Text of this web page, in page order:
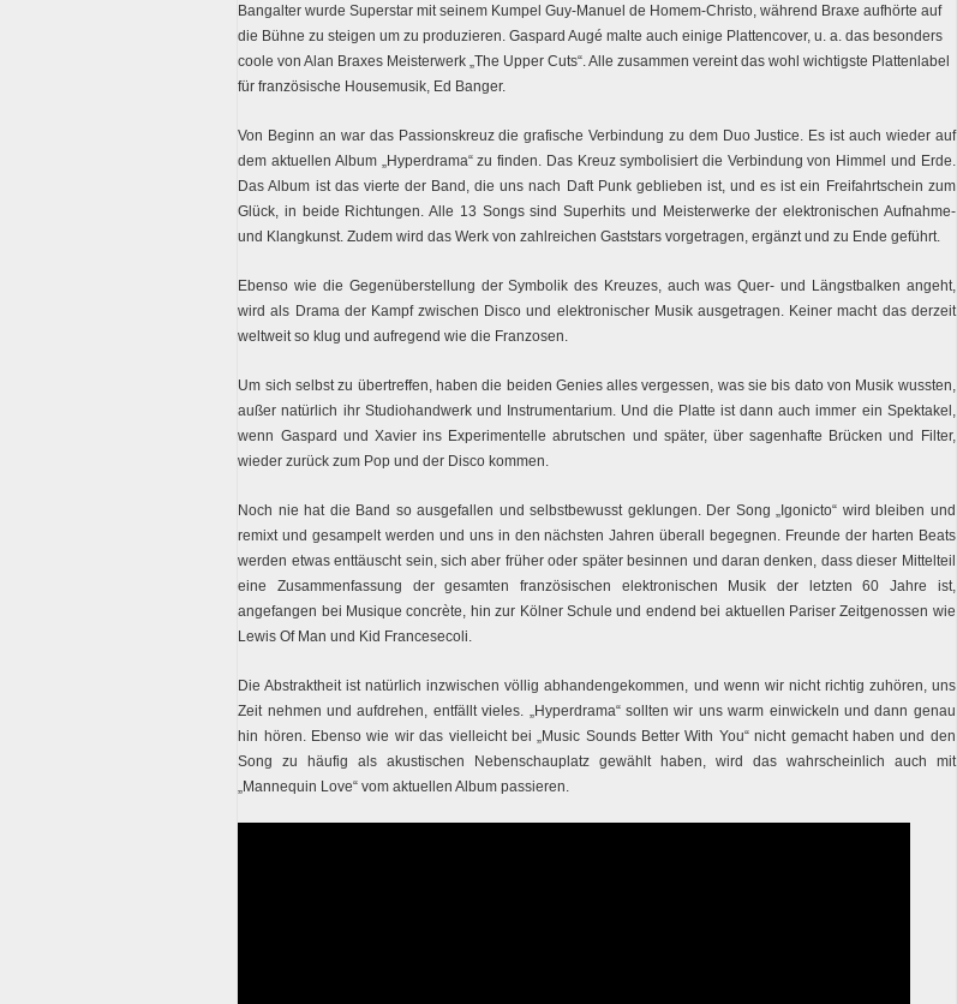
Bangalter wurde Superstar mit seinem Kumpel Guy-Manuel de Homem-Christo, während Braxe aufhörte auf
die Bühne zu steigen um zu produzieren. Gaspard Augé malte auch einige Plattencover, u. a. das besonders
coole von Alan Braxes Meisterwerk „The Upper Cuts“. Alle zusammen vereint das wohl wichtigste Plattenlabel
für französische Housemusik, Ed Banger.
Von Beginn an war das Passionskreuz die grafische Verbindung zu dem Duo Justice. Es ist auch wieder auf
dem aktuellen Album „Hyperdrama“ zu finden. Das Kreuz symbolisiert die Verbindung von Himmel und Erde.
Das Album ist das vierte der Band, die uns nach Daft Punk geblieben ist, und es ist ein Freifahrtschein zum
Glück, in beide Richtungen. Alle 13 Songs sind Superhits und Meisterwerke der elektronischen Aufnahme-
und Klangkunst. Zudem wird das Werk von zahlreichen Gaststars vorgetragen, ergänzt und zu Ende geführt.
Ebenso wie die Gegenüberstellung der Symbolik des Kreuzes, auch was Quer- und Längstbalken angeht,
wird als Drama der Kampf zwischen Disco und elektronischer Musik ausgetragen. Keiner macht das derzeit
weltweit so klug und aufregend wie die Franzosen.
Um sich selbst zu übertreffen, haben die beiden Genies alles vergessen, was sie bis dato von Musik wussten,
außer natürlich ihr Studiohandwerk und Instrumentarium. Und die Platte ist dann auch immer ein Spektakel,
wenn Gaspard und Xavier ins Experimentelle abrutschen und später, über sagenhafte Brücken und Filter,
wieder zurück zum Pop und der Disco kommen.
Noch nie hat die Band so ausgefallen und selbstbewusst geklungen. Der Song „Igonicto“ wird bleiben und
remixt und gesampelt werden und uns in den nächsten Jahren überall begegnen. Freunde der harten Beats
werden etwas enttäuscht sein, sich aber früher oder später besinnen und daran denken, dass dieser Mittelteil
eine Zusammenfassung der gesamten französischen elektronischen Musik der letzten 60 Jahre ist,
angefangen bei Musique concrète, hin zur Kölner Schule und endend bei aktuellen Pariser Zeitgenossen wie
Lewis Of Man und Kid Francesecoli.
Die Abstraktheit ist natürlich inzwischen völlig abhandengekommen, und wenn wir nicht richtig zuhören, uns
Zeit nehmen und aufdrehen, entfällt vieles. „Hyperdrama“ sollten wir uns warm einwickeln und dann genau
hin hören. Ebenso wie wir das vielleicht bei „Music Sounds Better With You“ nicht gemacht haben und den
Song zu häufig als akustischen Nebenschauplatz gewählt haben, wird das wahrscheinlich auch mit
„Mannequin Love“ vom aktuellen Album passieren.